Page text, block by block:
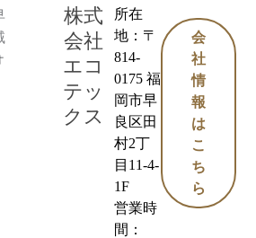
株式
会社
エコ
テッ
クス
所在
地：〒
814-
0175 福
岡市早
良区田
村2丁
目11-4-
1F
営業時
間：
会
社
情
報
は
こ
ち
ら